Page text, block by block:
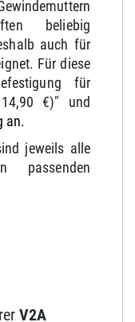
beliebig
auch für
Für diese
für
€)" und
an.
jeweils alle
passenden
V2A